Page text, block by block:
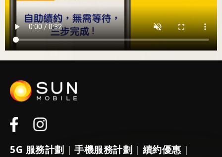
5G 服務計劃 | 手機服務計劃 | 續約優惠 |